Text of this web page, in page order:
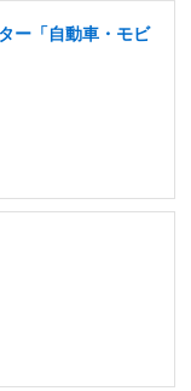
ー「自動車・モビ